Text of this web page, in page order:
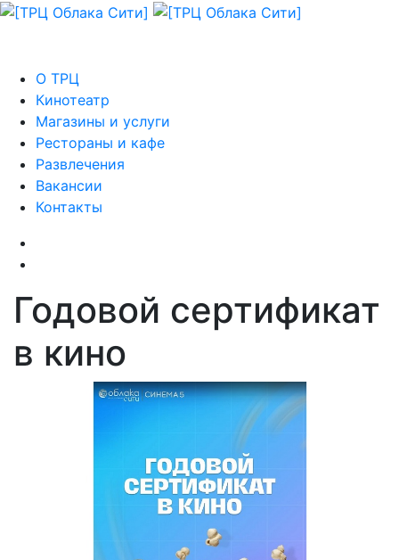
О ТРЦ
Кинотеатр
Магазины и услуги
Рестораны и кафе
Развлечения
Вакансии
Контакты
Годовой сертификат
в кино